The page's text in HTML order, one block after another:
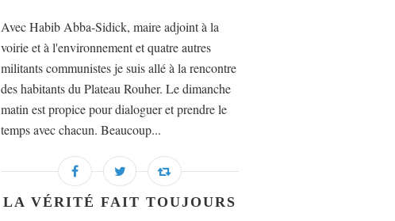
Avec Habib Abba-Sidick, maire adjoint à la
voirie et à l'environnement et quatre autres
militants communistes je suis allé à la rencontre
des habitants du Plateau Rouher. Le dimanche
matin est propice pour dialoguer et prendre le
temps avec chacun. Beaucoup...
LA VÉRITÉ FAIT TOUJOURS